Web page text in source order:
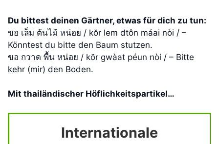
Du bittest deinen Gärtner, etwas für dich zu tun:
ขอ เล็ม ต้นไม้ หน่อย / kŏr lem dtôn máai nòi / –
Könntest du bitte den Baum stutzen.
ขอ กวาด พื้น หน่อย / kŏr gwàat péun nòi / – Bitte
kehr (mir) den Boden.
Mit thailändischer Höflichkeitspartikel…
Internationale